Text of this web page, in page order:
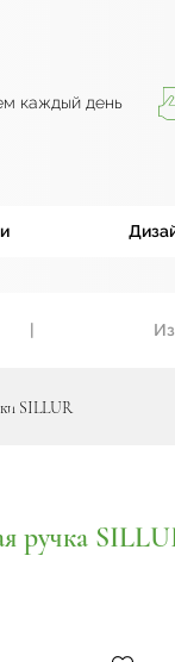
каждый день
SILLUR
ручка